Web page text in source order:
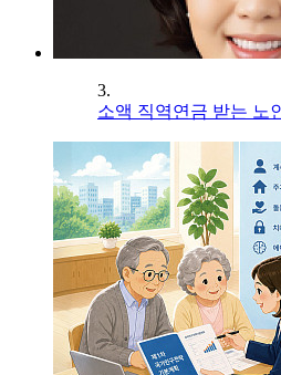
3.
소액 직역연금 받는 노